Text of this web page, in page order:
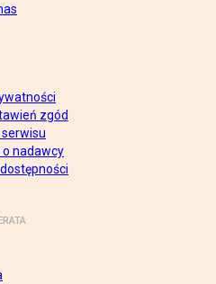
zgód
nadawcy